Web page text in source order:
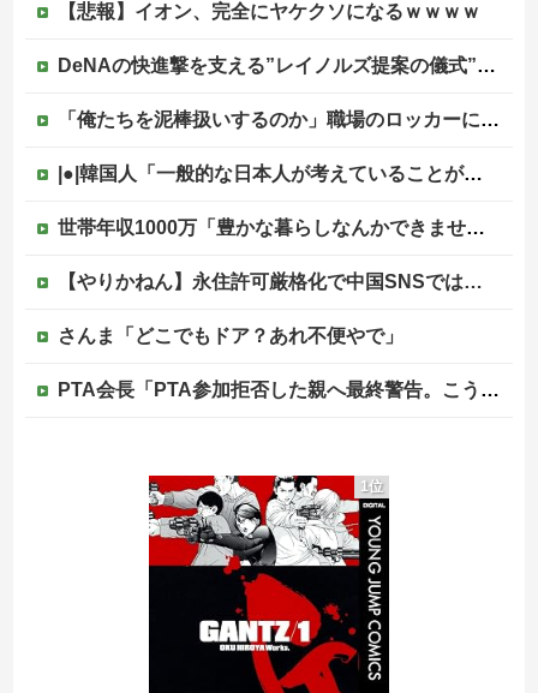
【悲報】イオン、完全にヤケクソになるｗｗｗｗ
DeNAの快進撃を支える”レイノルズ提案の儀式” 決勝2ランの宮下が明かす「儀式を始めてから、チームが一つになっている」
「俺たちを泥棒扱いするのか」職場のロッカーに南京錠をつけた女性、海外の判定は…
|●|韓国人「一般的な日本人が考えていることがこちら…」→「えっ？？？？？？？？？？？？？？？？？？？？？」＝韓国の反応
世帯年収1000万「豊かな暮らしなんかできません！！！」他
【やりかねん】永住許可厳格化で中国SNSでは…
さんま「どこでもドア？あれ不便やで」
PTA会長「PTA参加拒否した親へ最終警告。こうなってもいい？」
さんま「どこでもドア？あれ不便やで」
【画像】影山優佳さん(25)、下着姿であたシコが止まらない
中国、三峡ダムが全開放流。長江流域で深刻な洪水被害
1位